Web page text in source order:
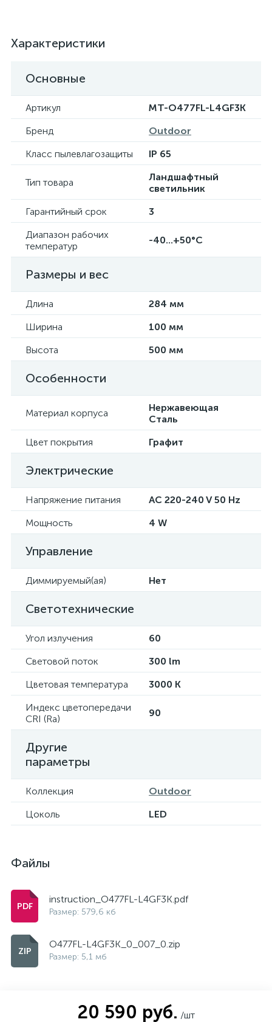
Характеристики
Основные
Артикул
MT-O477FL-L4GF3K
Бренд
Outdoor
Класс пылевлагозащиты
IP 65
Тип товара
Ландшафтный
светильник
Гарантийный срок
3
Диапазон рабочих
температур
-40...+50°C
Размеры и вес
Длина
284 мм
Ширина
100 мм
Высота
500 мм
Особенности
Материал корпуса
Нержавеющая
Сталь
Цвет покрытия
Графит
Электрические
Напряжение питания
AC 220-240 V 50 Hz
Мощность
4 W
Управление
Диммируемый(ая) Нет
Светотехнические
Угол излучения
60
Световой поток
300 lm
Цветовая температура
3000 K
Индекс цветопередачи
CRI (Ra)
90
Другие
параметры
Коллекция
Outdoor
Цоколь
LED
Файлы
instruction_O477FL-L4GF3K.pdf
Размер: 579,6 кб
O477FL-L4GF3K_0_007_0.zip
Размер: 5,1 мб
20 590 руб. /шт